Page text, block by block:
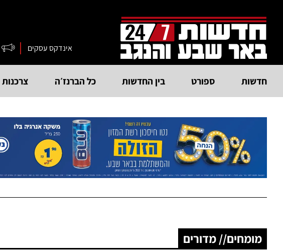
אינדקס עסקים
חדשות ספורט בין החדשות כל הברנז׳ה צרכנות
מומחים// מדורים